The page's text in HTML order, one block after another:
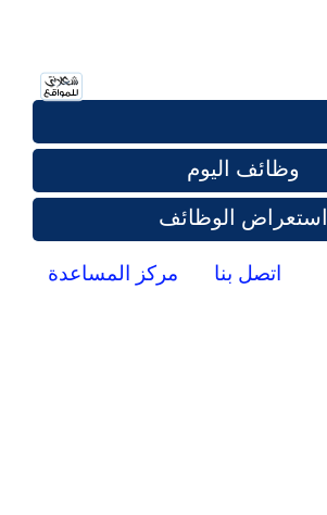
وظائف اليوم
استعراض الوظائف
اتصل بنا مركز المساعدة